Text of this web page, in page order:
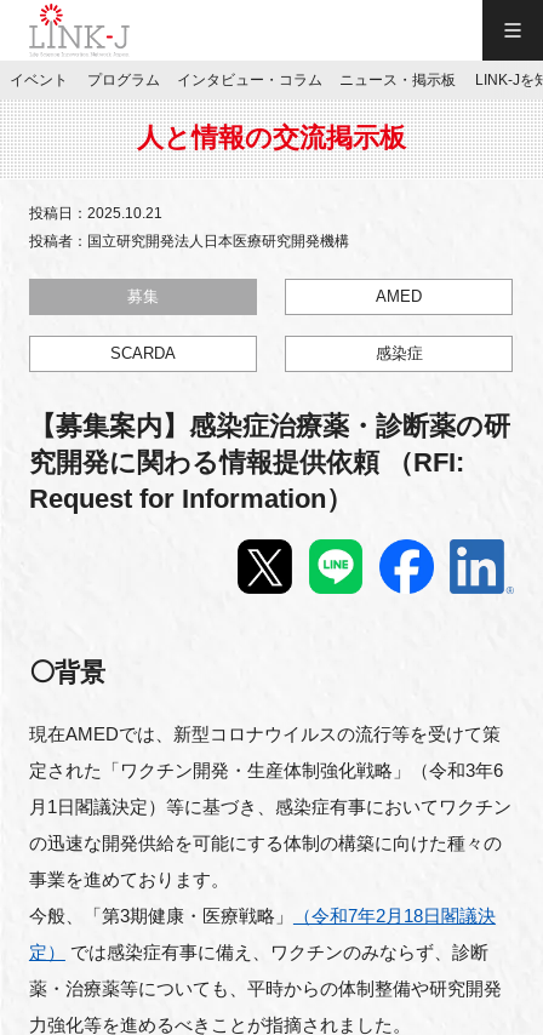
JP／EN
特別会員専用メニュー
施設ご予約
お問い合わせ
マイページ
インタビュー・コラム
ニュース・掲示板
LINK-Jを知る
イベント プログラム インタビュー・コラム ニュース・掲示板 LINK-Jを
人と情報の交流掲示板
投稿日：2025.10.21
投稿者：国立研究開発法人日本医療研究開発機構
募集 AMED
SCARDA 感染症
【募集案内】感染症治療薬・診断薬の研
究開発に関わる情報提供依頼 （RFI:
Request for Information）
⚪背景
現在AMEDでは、新型コロナウイルスの流行等を受けて策
定された「ワクチン開発・生産体制強化戦略」（令和3年6
月1日閣議決定）等に基づき、感染症有事においてワクチン
の迅速な開発供給を可能にする体制の構築に向けた種々の
事業を進めております。
今般、「第3期健康・医療戦略」
（令和7年2月18日閣議決
定）
では感染症有事に備え、ワクチンのみならず、診断
薬・治療薬等についても、平時からの体制整備や研究開発
力強化等を進めるべきことが指摘されました。